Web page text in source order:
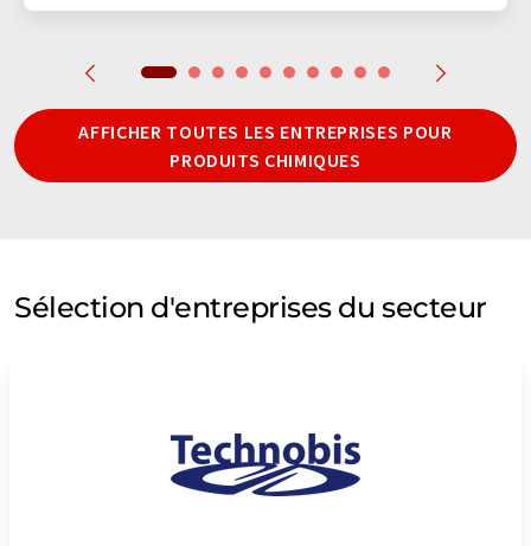
AFFICHER TOUTES LES ENTREPRISES POUR
PRODUITS CHIMIQUES
Sélection d'entreprises du secteur